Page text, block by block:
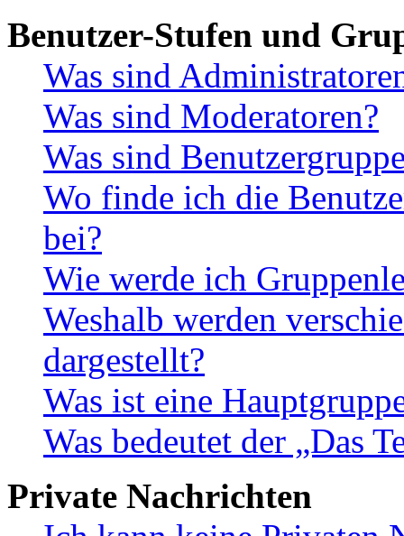
Benutzer-Stufen und
Was sind
Was sind Moderatoren?
Was sind
Wo finde ich die
bei?
Wie werde ich
Weshalb werden
dargestellt?
Was ist eine
Was bedeutet der „Das
Private Nachrichten